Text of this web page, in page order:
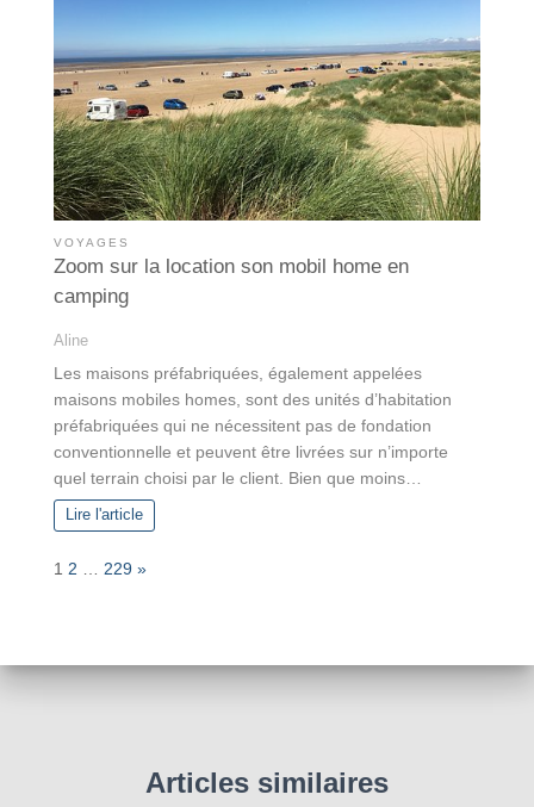
VOYAGES
Zoom sur la location son mobil home en
camping
Aline
Les maisons préfabriquées, également appelées
maisons mobiles homes, sont des unités d’habitation
préfabriquées qui ne nécessitent pas de fondation
conventionnelle et peuvent être livrées sur n’importe
quel terrain choisi par le client. Bien que moins…
Lire l'article
P
:
1 2 229 N
»
Articles similaires